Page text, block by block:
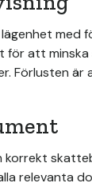
med
för att
Förlusten är
korrekt
relevanta